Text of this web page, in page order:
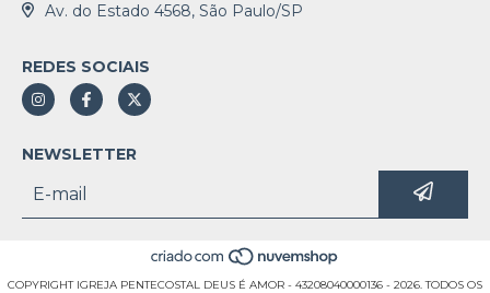
Av. do Estado 4568, São Paulo/SP
REDES SOCIAIS
NEWSLETTER
COPYRIGHT IGREJA PENTECOSTAL DEUS É AMOR - 43208040000136 - 2026. TODOS OS